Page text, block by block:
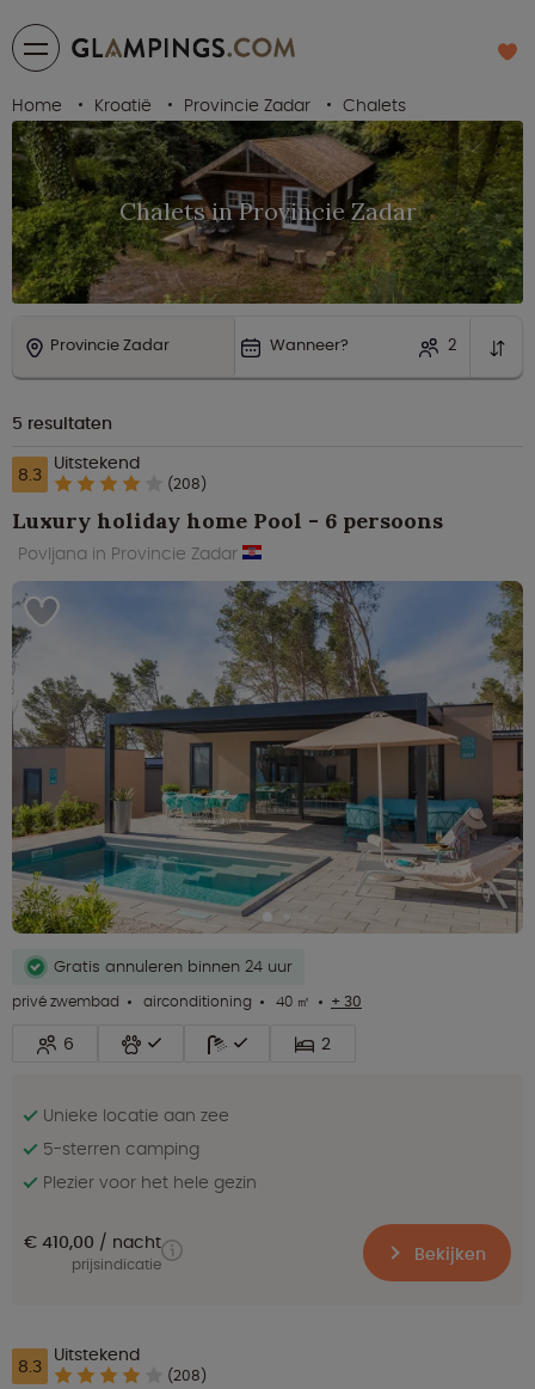
Home Kroatië Provincie Zadar Chalets
Chalets in Provincie Zadar
Provincie Zadar Wanneer? 2
5 resultaten
8.3 Uitstekend
(208)
Luxury holiday home Pool - 6 persoons
Povljana in Provincie Zadar
Gratis annuleren binnen 24 uur
privé zwembad
airconditioning 40 ㎡ + 30
6 2
Unieke locatie aan zee
5-sterren camping
Plezier voor het hele gezin
€ 410,00 nacht
prijsindicatie Bekijken
8.3 Uitstekend
(208)